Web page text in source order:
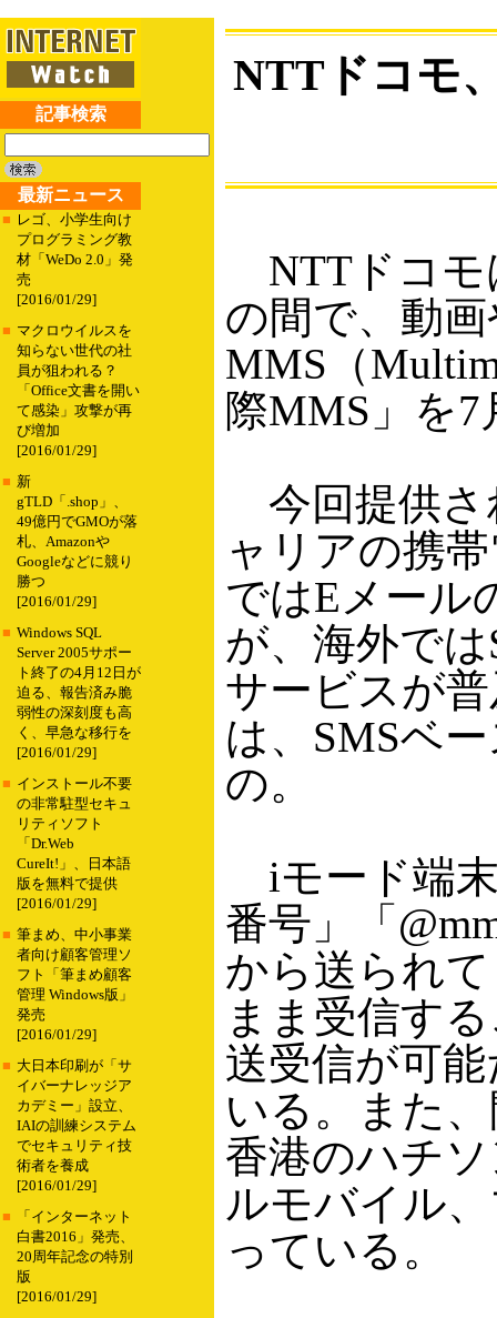
記事検索
最新ニュース
■ レゴ、小学生向け
プログラミング教
材「WeDo 2.0」発
売
[2016/01/29]
■ マクロウイルスを
知らない世代の社
員が狙われる？
「Office文書を開い
て感染」攻撃が再
び増加
[2016/01/29]
■ 新
gTLD「.shop」、
49億円でGMOが落
札、Amazonや
Googleなどに競り
勝つ
[2016/01/29]
■ Windows SQL
Server 2005サポー
ト終了の4月12日が
迫る、報告済み脆
弱性の深刻度も高
く、早急な移行を
[2016/01/29]
■ インストール不要
の非常駐型セキュ
リティソフト
「Dr.Web
CureIt!」、日本語
版を無料で提供
[2016/01/29]
■ 筆まめ、中小事業
者向け顧客管理ソ
フト「筆まめ顧客
管理 Windows版」
発売
[2016/01/29]
■ 大日本印刷が「サ
イバーナレッジア
カデミー」設立、
IAIの訓練システム
でセキュリティ技
術者を養成
[2016/01/29]
■
「インターネット
白書2016」発売、
20周年記念の特別
版
[2016/01/29]
NTTドコモ
NTTドコモ
の間で、動
MMS（
際MMS」を
今回提供さ
ャリアの携
ではEメール
が、海外では
サービスが
は、SMSベ
の。
iモード端末
番号」「
から送られ
まま受信す
送受信が可
いる。また
香港のハチ
ルモバイル
っている。